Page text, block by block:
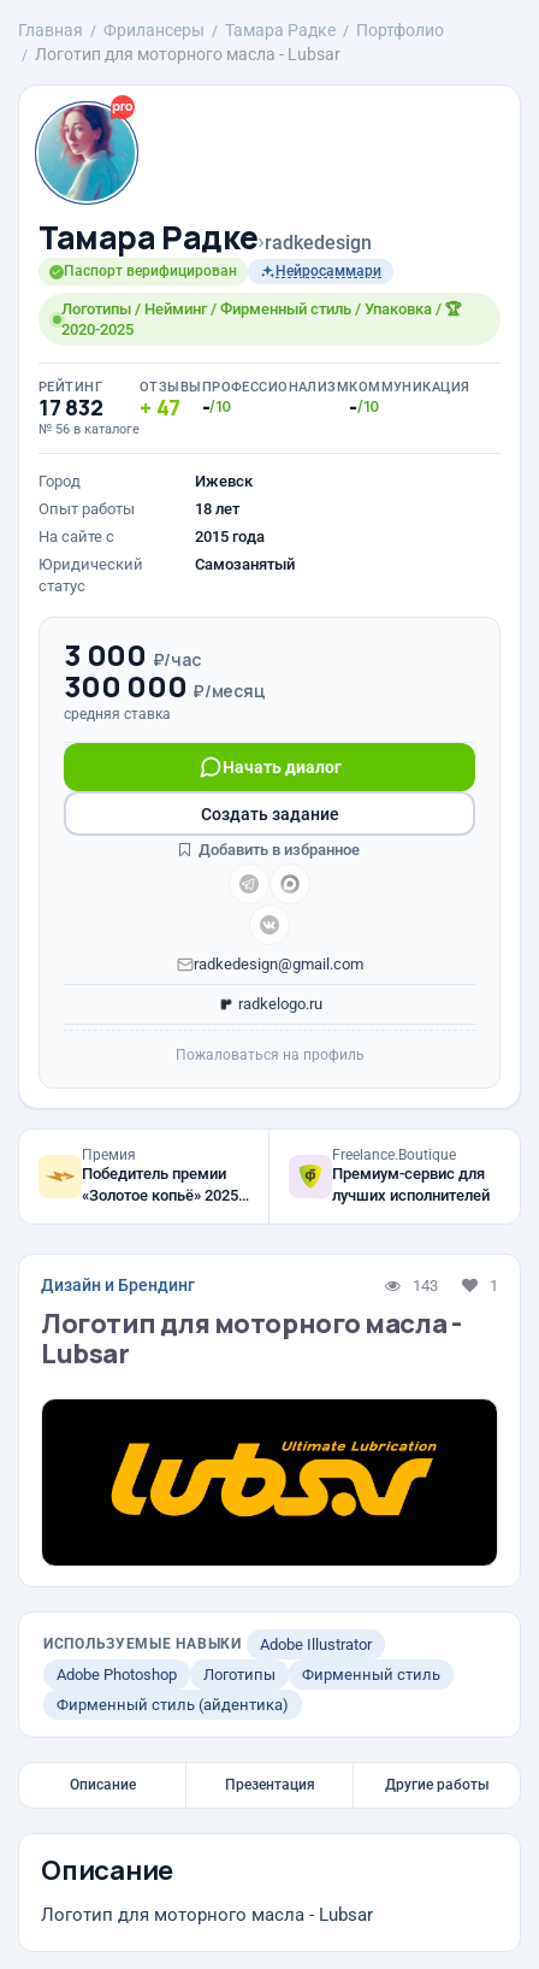
Главная Фрилансеры Тамара Радке
Портфолио
Логотип для моторного масла - Lubsar
Тамара Радке›radkedesign
Паспорт верифицирован Нейросаммари
Логотипы / Нейминг / Фирменный стиль / Упаковка / 🏆
2020-2025
РЕЙТИНГ
17 832
№ 56 в каталоге
ОТЗЫВЫ
47
ПРОФЕССИОНАЛИЗМ
-/10
КОММУНИКАЦИЯ
-/10
Город
Ижевск
Опыт работы
18 лет
На сайте с
2015 года
Юридический
статус
Самозанятый
3 000 ₽/час
300 000 ₽/месяц
средняя ставка
Начать диалог
radkedesign@gmail.com
radkelogo.ru
Создать задание
Добавить в избранное
Пожаловаться на профиль
Премия
Победитель премии
«Золотое копьё» 2025,
Freelance.Boutique
Премиум-сервис для
лучших исполнителей
Дизайн и Брендинг 143 1
Логотип для моторного масла -
Lubsar
ИСПОЛЬЗУЕМЫЕ НАВЫКИ
Adobe Illustrator
Adobe Photoshop
Логотипы
Фирменный стиль
Фирменный стиль (айдентика)
Описание Презентация Другие работы
Описание
Логотип для моторного масла - Lubsar